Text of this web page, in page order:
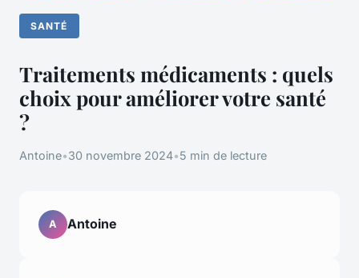
SANTÉ
Traitements médicaments : quels
choix pour améliorer votre santé
?
Antoine•30 novembre 2024•5 min de lecture
A Antoine